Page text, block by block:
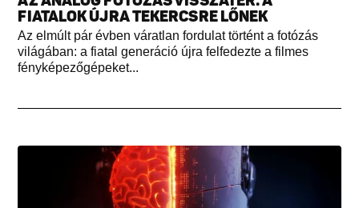
FIATALOK ÚJRA TEKERCSRE LŐNEK
Az elmúlt pár évben váratlan fordulat történt a fotózás
világában: a fiatal generáció újra felfedezte a filmes
fényképezőgépeket...